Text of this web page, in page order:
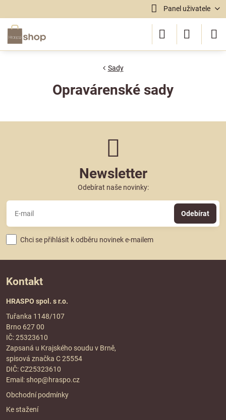
Panel uživatele
Sady
Opravárenské sady
Newsletter
Odebírat naše novinky:
Odebírat
Chci se přihlásit k odběru novinek e-mailem
Kontakt
HRASPO spol. s r.o.
Tuřanka 1148/107
Brno 627 00
IČ: 25323610
Zapsaná u Krajského soudu v Brně,
spisová značka C 25554
DIČ: CZ25323610
Email: shop@hraspo.cz
Obchodní podmínky
Ke stažení